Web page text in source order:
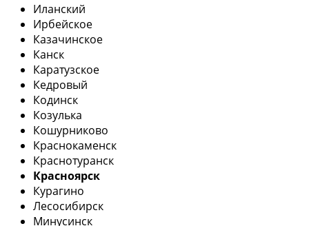
Иланский
Ирбейское
Казачинское
Канск
Каратузское
Кедровый
Кодинск
Козулька
Кошурниково
Краснокаменск
Краснотуранск
Красноярск
Курагино
Лесосибирск
Минусинск